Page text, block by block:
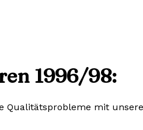
1996/98:
Qualitätsprobleme mit